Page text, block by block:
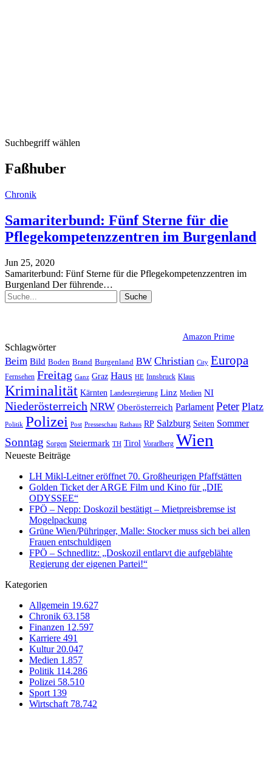
Suchbegriff wählen
Faßhuber
Chronik
Samariterbund: Fünf Sterne für die
Pflegekompetenzzentren im Burgenland
Jun 25, 2020
Samariterbund: Fünf Sterne für die Pflegekompetenzzentren im
Burgenland Der führende…
Amazon Prime
Schlagwörter
Beim Bild Boden Brand Burgenland BW Christian City Europa
Fernsehen Freitag Ganz Graz Haus HE Innsbruck Klaus
Kriminalität Kärnten Landesregierung Linz Medien NI
Niederösterreich NRW Oberösterreich Parlament Peter Platz
Politik Polizei Post Presseschau Rathaus RP Salzburg Seiten Sommer
Sonntag Sorgen Steiermark TH Tirol Vorarlberg Wien
Neueste Beiträge
LH Mikl-Leitner eröffnet 70. Großheurigen Pfaffstätten
Golden Ticket der ARGE Film und Kino für „DIE
ODYSSEE“
FPÖ – Nepp: Doskozil bestätigt – Mietpreisbremse ist
Mogelpackung
Grüne Wien/Pühringer, Malle: Stocker muss sich bei allen
Frauen entschuldigen
FPÖ – Schnedlitz: „Doskozil entlarvt die aufgeblähte
Regierung der eigenen Partei!“
Kategorien
Allgemein 19.627
Chronik 63.158
Finanzen 12.597
Karriere 491
Kultur 20.047
Medien 1.857
Politik 114.286
Polizei 58.510
Sport 139
Wirtschaft 78.742